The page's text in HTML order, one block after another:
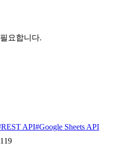
요합니다.
REST API#Google Sheets API
119